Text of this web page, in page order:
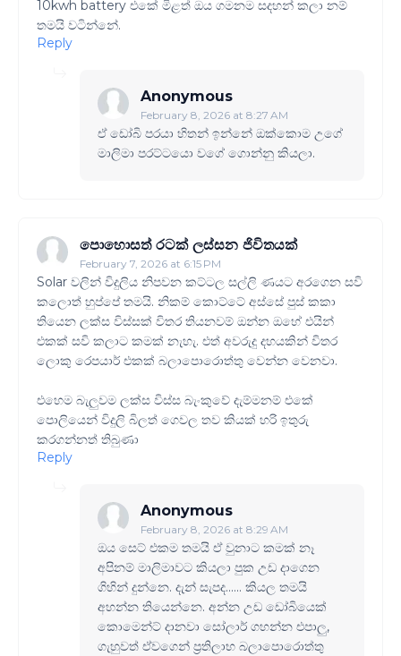
10kwh battery එකේ මිළත් ඔය ගමනම සදහන් කලා නම්
තමයි වටින්නේ.
Reply
Anonymous
February 8, 2026 at 8:27 AM
ඒ ඩෝබි පරයා හිතන් ඉන්නේ ඔක්කොම උගේ
මාලිමා පරට්ටයො වගේ ගොන්නු කියලා.
පොහොසත් රටක් ලස්සන ජිවිතයක්
February 7, 2026 at 6:15 PM
Solar වලින් විදුලිය නිපවන කට්ටල සල්ලි ණයට අරගෙන සවි
කලොත් හුප්පේ තමයි. නිකම් කොට්ටේ අස්සේ පුස් කකා
තියෙන ලක්ස විස්සක් විතර තියනවම් ඔන්න ඔහේ එයින්
එකක් සවි කලාට කමක් නැහැ. එත් අවරුදු දහයකින් විතර
ලොකු රෙපයාර් එකක් බලාපොරොත්තු වෙන්න වෙනවා.
එහෙම බැලුවම ලක්ස විස්ස බැංකුවේ දැම්මනම් එකේ
පොලියෙන් විදුලි බිලත් ගෙවල තව කියක් හරි ඉතුරු
කරගන්නත් තිබුණා
Reply
Anonymous
February 8, 2026 at 8:29 AM
ඔය සෙට් එකම තමයි ඒ වුනාට කමක් නෑ
අපිනම් මාලිමාවට කියලා පුක උඩ දාගෙන
ගිහින් දුන්නෙ. දැන් සැපද...... කියල තමයි
අහන්න තියෙන්නෙ. අන්න උඩ ඩෝබියෙක්
කොමෙන්ට් දානවා සෝලාර් ගහන්න එපාලු,
ගැහුවත් ඒවගෙන් ප්‍රතිලාභ බලාපොරොත්තු